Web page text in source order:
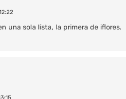
una sola lista, la primera de iflores.